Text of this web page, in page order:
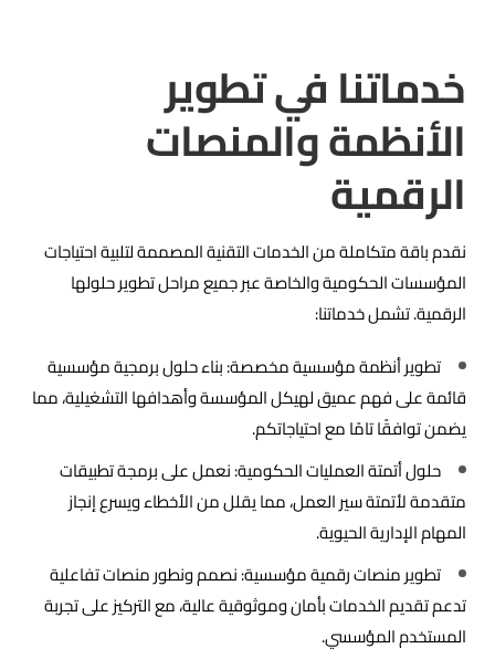
خدماتنا في تطوير
الأنظمة والمنصات
الرقمية
نقدم باقة متكاملة من الخدمات التقنية المصممة لتلبية احتياجات
المؤسسات الحكومية والخاصة عبر جميع مراحل تطوير حلولها
الرقمية. تشمل خدماتنا:
تطوير أنظمة مؤسسية مخصصة: بناء حلول برمجية مؤسسية
قائمة على فهم عميق لهيكل المؤسسة وأهدافها التشغيلية، مما
يضمن توافقًا تامًا مع احتياجاتكم.
حلول أتمتة العمليات الحكومية: نعمل على برمجة تطبيقات
متقدمة لأتمتة سير العمل، مما يقلل من الأخطاء ويسرع إنجاز
المهام الإدارية الحيوية.
تطوير منصات رقمية مؤسسية: نصمم ونطور منصات تفاعلية
تدعم تقديم الخدمات بأمان وموثوقية عالية، مع التركيز على تجربة
المستخدم المؤسسي.